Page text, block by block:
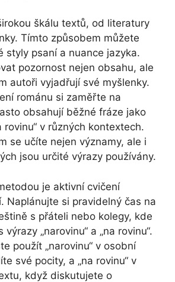
škálu textů, od literatury
Tímto způsobem můžete
styly psaní a nuance jazyka.
pozornost nejen obsahu, ale
autoři vyjadřují své myšlenky.
románu si zaměřte na
obsahují běžné fráze jako
rovinu“ v různých kontextech.
se učíte nejen významy, ale i
jsou určité výrazy používány.
je aktivní cvičení
Naplánujte si pravidelný čas na
s přáteli nebo kolegy, kde
„narovinu“ a „na rovinu“.
použít „narovinu“ v osobní
své pocity, a „na rovinu“ v
když diskutujete o